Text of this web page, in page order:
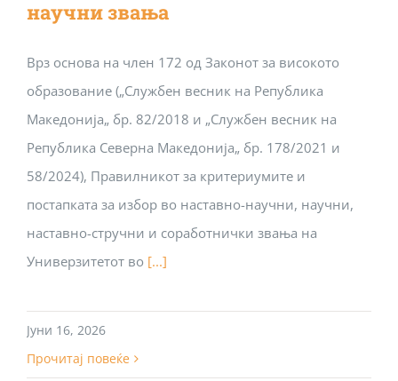
научни звања
Врз основа на член 172 од Законот за високото
образование („Службен весник на Република
Македонија„ бр. 82/2018 и „Службен весник на
Република Северна Македонија„ бр. 178/2021 и
58/2024), Правилникот за критериумите и
постапката за избор во наставно-научни, научни,
наставно-стручни и соработнички звања на
Универзитетот во [...]
Јуни 16, 2026
Прочитај повеќе